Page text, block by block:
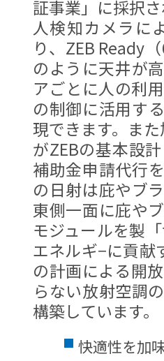
証事業」に採択
人検知カメラに
り、ZEB Ready
のように天井が
アごとに人の利
の制御に活用す
現できます。ま
がZEBの基本設
補助金申請代行
の日射は庇やブ
東側一面に庇や
モジュールを製
エネルギ−に貢献
の計画による開
らない放射空調
構築しています。
快適性を加